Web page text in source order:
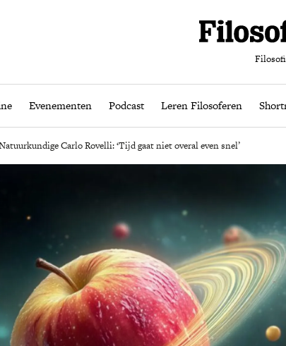
Evenementen Podcast Leren Filosoferen
Home Magazine Evenementen Podcast
Carlo Rovelli: ‘Tijd gaat niet overal even snel’